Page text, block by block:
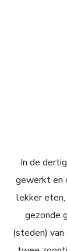
In de
gewerkt en
lekker
gezonde
(steden)